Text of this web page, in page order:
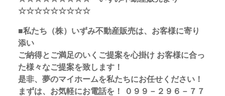
☆☆☆☆☆☆☆☆☆
■私たち（株）いずみ不動産販売は、お客様に寄り
添い
ご納得とご満足のいくご提案を心掛け お客様に合っ
た様々なご提案を致します！
是非、夢のマイホームを私たちにお任せください！
まずは、お気軽にお電話を！ ０９９－２９６－７７